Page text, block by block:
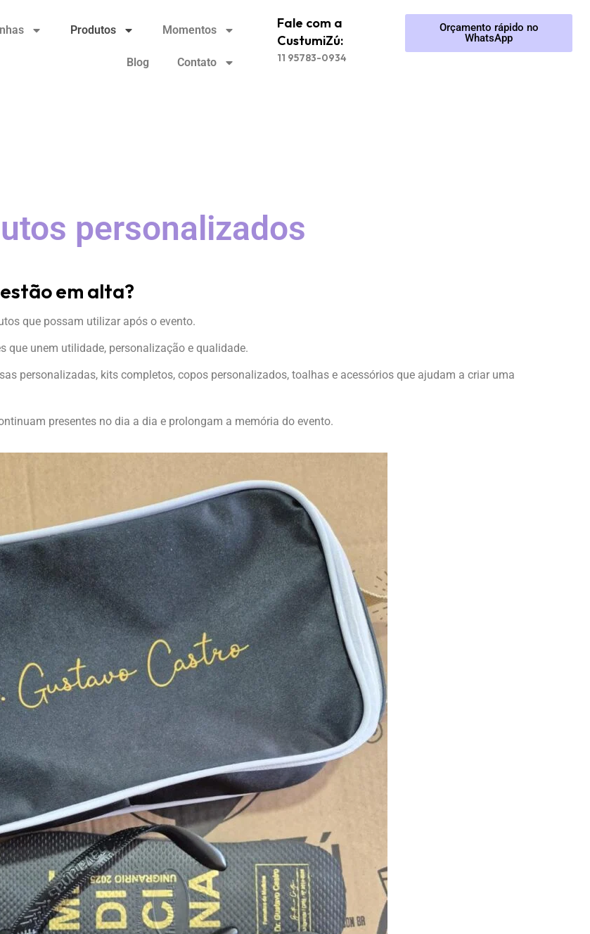
Produtos Momentos
Blog Contato
Fale com a
CustumiZú:
11 95783-0934
Orçamento rápido no
WhatsApp
personalizados
em alta?
que possam utilizar após o evento.
que unem utilidade, personalização e qualidade.
personalizadas, kits completos, copos personalizados, toalhas e acessórios que ajudam a criar uma
presentes no dia a dia e prolongam a memória do evento.